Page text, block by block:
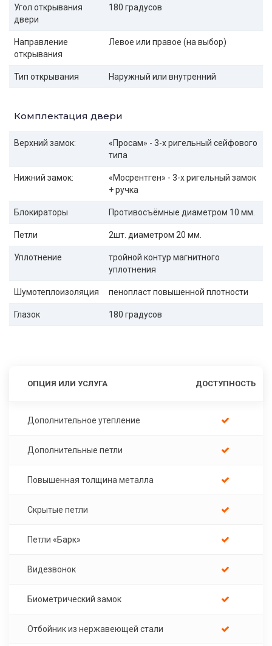
Угол открывания
двери
180 градусов
Направление
открывания
Левое или правое (на выбор)
Тип открывания Наружный или внутренний
Комплектация двери
Верхний замок:
«Просам» - 3-х ригельный сейфового
типа
Нижний замок:
«Мосрентген» - 3-х ригельный замок
+ ручка
Блокираторы Противосъёмные диаметром 10 мм.
Петли 2шт. диаметром 20 мм.
Уплотнение
тройной контур магнитного
уплотнения
Шумотеплоизоляция пенопласт повышенной плотности
Глазок 180 градусов
ОПЦИЯ ИЛИ УСЛУГА ДОСТУПНОСТЬ
Дополнительное утепление
Дополнительные петли
Повышенная толщина металла
Скрытые петли
Петли «Барк»
Видезвонок
Биометрический замок
Отбойник из нержавеющей стали